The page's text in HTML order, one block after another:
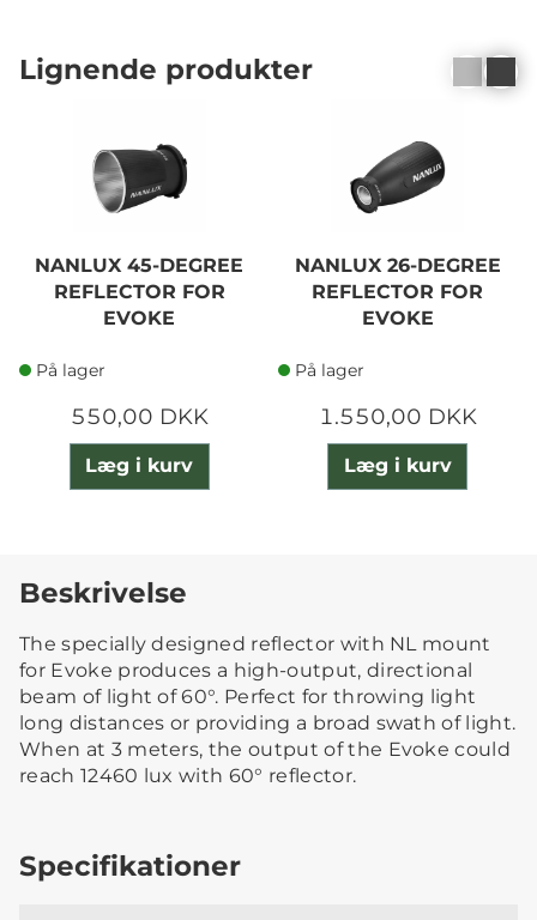
Lignende produkter
NANLUX 45-DEGREE
REFLECTOR FOR
EVOKE
På lager
550,00 DKK
Læg i kurv
NANLUX 26-DEGREE
REFLECTOR FOR
EVOKE
På lager
1.550,00 DKK
Læg i kurv
Beskrivelse
The specially designed reflector with NL mount
for Evoke produces a high-output, directional
beam of light of 60°. Perfect for throwing light
long distances or providing a broad swath of light.
When at 3 meters, the output of the Evoke could
reach 12460 lux with 60° reflector.
Specifikationer